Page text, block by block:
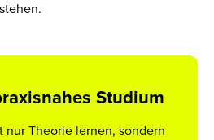
Studium
nur Theorie lernen, sondern